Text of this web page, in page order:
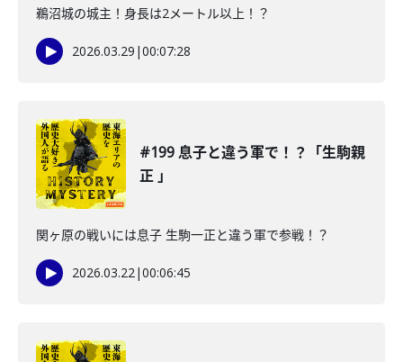
鵜沼城の城主！身長は2メートル以上！？
2026.03.29 |00:07:28
#199 息子と違う軍で！？「生駒親
正 」
関ヶ原の戦いには息子 生駒一正と違う軍で参戦！？
2026.03.22|00:06:45